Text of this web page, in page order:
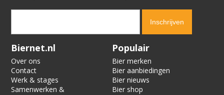
Verification code:
Biernet.nl
Over ons
Contact
Werk & stages
Samenwerken &
Populair
Bier merken
Bier aanbiedingen
Bier nieuws
Bier shop